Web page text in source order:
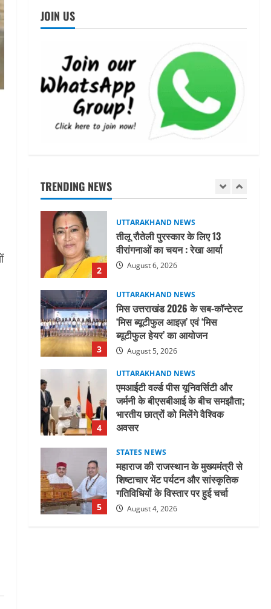
JOIN US
TRENDING NEWS
अवसर
5
STATES NEWS
महाराज की राजस्थान के मुख्यमंत्री से
शिष्टाचार भेंट पर्यटन और सांस्कृतिक
गतिविधियों के विस्तार पर हुई चर्चा
August 4, 2026
1
UTTARAKHAND NEWS
आपत्ति निस्तारण शिविर की व्यवस्थाओं
का लिया जायजा
August 6, 2026
2
UTTARAKHAND NEWS
तीलू रौतेली पुरस्कार के लिए 13
वीरांगनाओं का चयन : रेखा आर्या
August 6, 2026
3
UTTARAKHAND NEWS
मिस उत्तराखंड 2026 के सब-कॉन्टेस्ट
‘मिस ब्यूटीफुल आइज़’ एवं ‘मिस
ब्यूटीफुल हेयर’ का आयोजन
August 5, 2026
4
UTTARAKHAND NEWS
एमआईटी वर्ल्ड पीस यूनिवर्सिटी और
जर्मनी के बीएसबीआई के बीच समझौता;
भारतीय छात्रों को मिलेंगे वैश्विक
अवसर
5
STATES NEWS
महाराज की राजस्थान के मुख्यमंत्री से
शिष्टाचार भेंट पर्यटन और सांस्कृतिक
गतिविधियों के विस्तार पर हुई चर्चा
August 4, 2026